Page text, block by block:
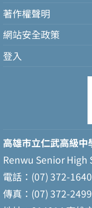
著作權聲明
網站安全政策
登入
高雄市立仁武高級中
Renwu Senior High
電話：(07) 372-1640
傳真：(07) 372-2499